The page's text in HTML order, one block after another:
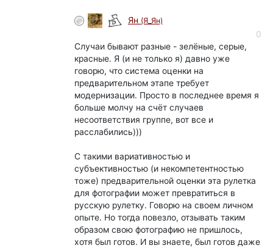
Ян (Я_Ян)
0
Случаи бывают разные - зелёные, серые,
красные. Я (и не только я) давно уже
говорю, что система оценки на
предварительном этапе требует
модернизации. Просто в последнее время я
больше молчу на счёт случаев
несоответствия группе, вот все и
расслабились)))
С такими вариативностью и
субъективностью (и некомпетентностью
тоже) предварительной оценки эта рулетка
для фотографии может превратиться в
русскую рулетку. Говорю на своем личном
опыте. Но тогда повезло, отзывать таким
образом свою фотографию не пришлось,
хотя был готов. И вы знаете, был готов даже